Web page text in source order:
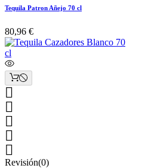
Tequila Patron Añejo 70 cl
80,96 €





Revisión(0)